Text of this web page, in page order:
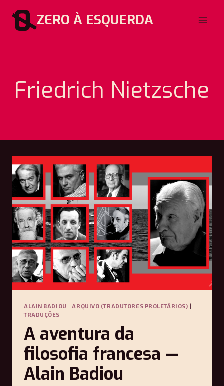
para
ZERO À ESQUERDA
Friedrich Nietzsche
ALAIN BADIOU |ARQUIVO (TRADUTORES PROLETÁRIOS) |
TRADUÇÕES
A aventura da
filosofia francesa —
Alain Badiou